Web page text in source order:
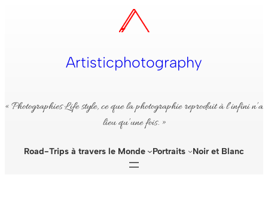
Artisticphotography
« Photographies Life style, ce que la photographie reproduit à l’infini n’a
lieu qu’une fois. »
Road-Trips à travers le Monde Portraits Noir et Blanc